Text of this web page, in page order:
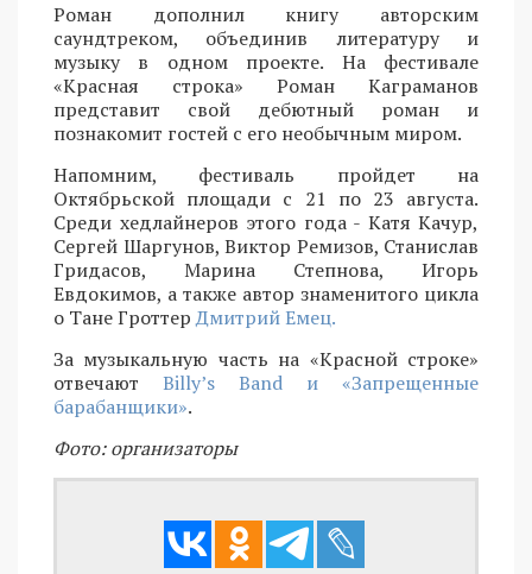
Роман дополнил книгу авторским
саундтреком, объединив литературу и
музыку в одном проекте. На фестивале
«Красная строка» Роман Каграманов
представит свой дебютный роман и
познакомит гостей с его необычным миром.
Напомним, фестиваль пройдет на
Октябрьской площади с 21 по 23 августа.
Среди хедлайнеров этого года - Катя Качур,
Сергей Шаргунов, Виктор Ремизов, Станислав
Гридасов, Марина Степнова, Игорь
Евдокимов, а также автор знаменитого цикла
о Тане ГроттерДмитрий Емец.
За музыкальную часть на «Красной строке»
отвечают Billy’s Band и «Запрещенные
барабанщики».
Фото: организаторы